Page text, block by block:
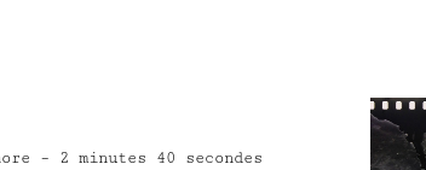
– 2 minutes 40 secondes